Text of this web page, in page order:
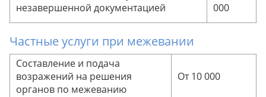
незавершенной документацией
000
Частные услуги при межевании
Составление и подача
возражений на решения
органов по межеванию
От 10 000